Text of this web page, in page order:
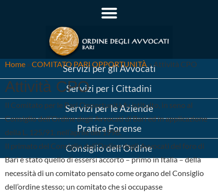
Servizi per gli Avvocati
Servizi per i Cittadini
Servizi per le Aziende
Pratica Forense
Consiglio dell’Ordine
Home » COMITATO PARI OPPORTUNITÀ » Attività CPO
Attività CPO
Il Comitato per le Pari Opportunità fu istituito, in seno al
Consiglio dell’Ordine degli Avvocati di Bari ed in applicazione
della L. 125/91, nell’aprile del 1998.
Il primato del Consiglio dell’Ordine degli Avvocati del foro di
Bari è stato quello di essersi accorto – primo in Italia – della
necessità di un comitato pensato come organo del Consiglio
dell’ordine stesso; un comitato che si occupasse